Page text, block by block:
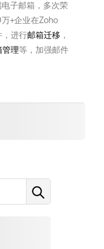
子邮箱，多次荣
+企业在Zoho
，进行邮箱迁移 ，
管理等，加强邮件